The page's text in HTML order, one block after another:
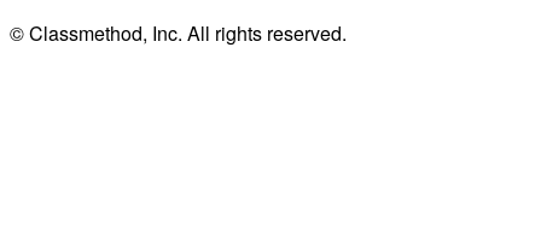
© Classmethod, Inc. All rights reserved.